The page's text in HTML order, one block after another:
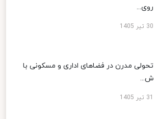
روی...
30 تیر 1405
تحولی مدرن در فضاهای اداری و مسکونی با
ش...